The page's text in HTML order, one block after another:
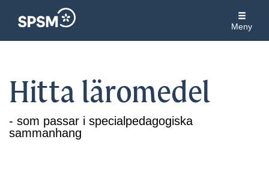
Meny
Hitta läromedel
- som passar i specialpedagogiska
sammanhang